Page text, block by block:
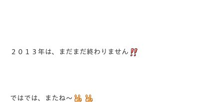
２０１３年は、まだまだ終わりません
ではでは、またね～